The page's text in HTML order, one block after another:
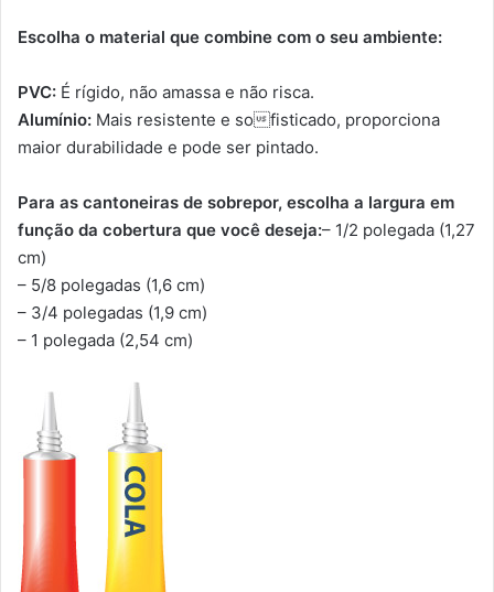
Escolha o material que combine com o seu ambiente:
PVC: É rígido, não amassa e não risca.
Alumínio: Mais resistente e sofisticado, proporciona
maior durabilidade e pode ser pintado.
Para as cantoneiras de sobrepor, escolha a largura em
função da cobertura que você deseja:– 1/2 polegada (1,27
cm)
– 5/8 polegadas (1,6 cm)
– 3/4 polegadas (1,9 cm)
– 1 polegada (2,54 cm)